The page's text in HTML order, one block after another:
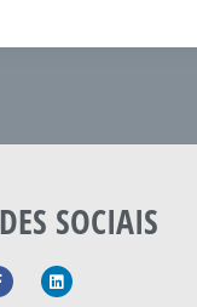
SOCIAIS